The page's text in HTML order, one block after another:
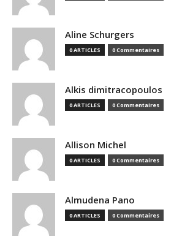
Aline Schurgers
0 ARTICLES 0 Commentaires
Alkis dimitracopoulos
0 ARTICLES 0 Commentaires
Allison Michel
0 ARTICLES 0 Commentaires
Almudena Pano
0 ARTICLES 0 Commentaires